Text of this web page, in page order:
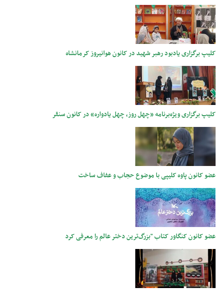
کلیپ برگزاری یادبود رهبر شهید در کانون هوانیروز کرمانشاه
کلیپ برگزاری ویژه‌برنامه «چهل روز، چهل یادواره» در کانون سنقر
عضو کانون پاوه کلیپی با موضوع حجاب و عفاف ساخت
عضو کانون کنگاور کتاب "بزرگ‌ترین دختر عالم را معرفی کرد